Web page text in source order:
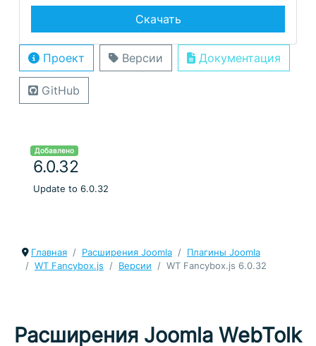
Скачать
Проект Версии Документация
GitHub
Добавлено
6.0.32
Update to 6.0.32
Главная Расширения Joomla
Плагины Joomla
WT Fancybox.js
Версии WT Fancybox.js 6.0.32
Расширения Joomla WebTolk